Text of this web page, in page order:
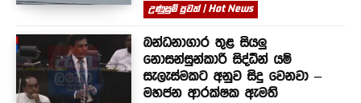
උණුසුම් පුවත් | Hot News
බන්ධනාගාර තුළ සියලු
නොසන්සුන්කාරී සිද්ධීන් යම්
සැලැස්මකට අනුව සිදු වෙනවා –
මහජන ආරක්ෂක ඇමති